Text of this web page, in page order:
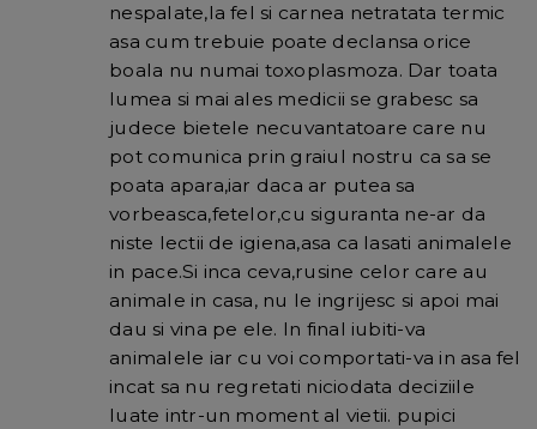
nespalate,la fel si carnea netratata termic
asa cum trebuie poate declansa orice
boala nu numai toxoplasmoza. Dar toata
lumea si mai ales medicii se grabesc sa
judece bietele necuvantatoare care nu
pot comunica prin graiul nostru ca sa se
poata apara,iar daca ar putea sa
vorbeasca,fetelor,cu siguranta ne-ar da
niste lectii de igiena,asa ca lasati animalele
in pace.Si inca ceva,rusine celor care au
animale in casa, nu le ingrijesc si apoi mai
dau si vina pe ele. In final iubiti-va
animalele iar cu voi comportati-va in asa fel
incat sa nu regretati niciodata deciziile
luate intr-un moment al vietii. pupici